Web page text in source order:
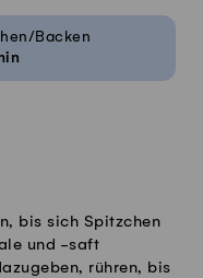
Backen
bis sich Spitzchen
und -saft
rühren, bis